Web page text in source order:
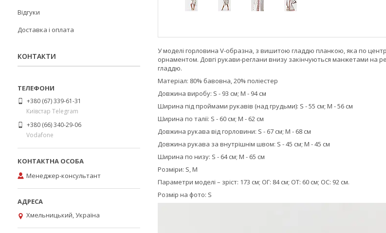
У моделі горловина V-образна, з вишитою гладдю планкою, яка по
орнаментом. Довгі рукави-реглани внизу закінчуються манжетами
гладдю.
Матеріал: 80% бавовна, 20% поліестер
Довжина виробу: S - 93 см; M - 94 см
Ширина під проймами рукавів (над грудьми): S - 55 см; M - 56 см
Ширина по талії: S - 60 см; M - 62 см
Довжина рукава від горловини: S - 67 см; M - 68 см
Довжина рукава за внутрішнім швом: S - 45 см; M - 45 см
Ширина по низу: S - 64 см; M - 65 см
Розміри: S, M
Параметри моделі – зріст: 173 см; ОГ: 84 см; ОТ: 60 см; ОС: 92 см.
Розмір на фото: S
Відгуки
Доставка і оплата
КОНТАКТИ
+380 (67) 339-61-31
Київстар Telegram
+380 (66) 340-29-06
Vodafone
Менеджер-консультант
Хмельницький, Україна